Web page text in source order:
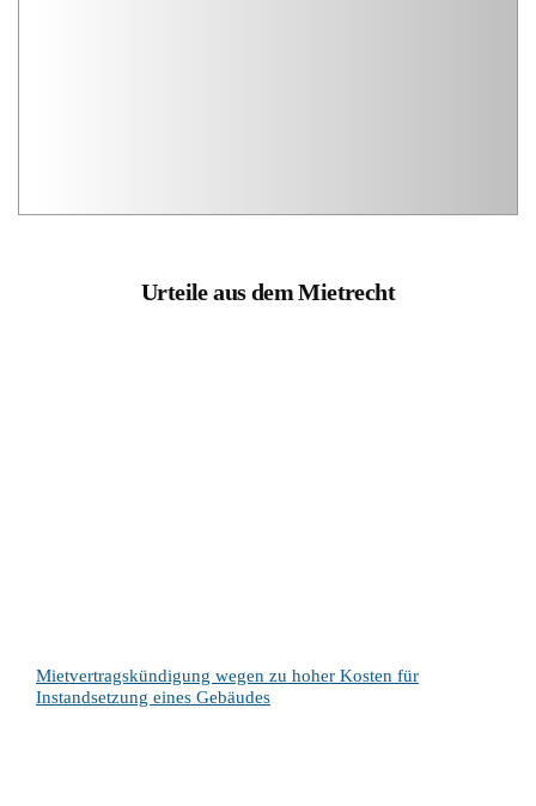
Urteile aus dem Mietrecht
Mietvertragskündigung wegen zu hoher Kosten für
Instandsetzung eines Gebäudes